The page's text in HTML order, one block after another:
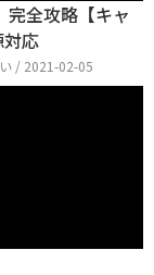
全攻略【キャ
応
/ 2021-02-05